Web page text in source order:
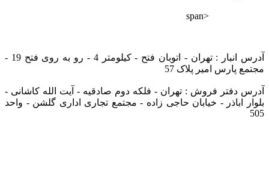
<span
آدرس انبار : تهران - اتوبان فتح - کیلومتر 4 - رو به روی فتح 19 -
مجتمع پارس امیر پلاک 57
آدرس دفتر فروش : تهران - فلکه دوم صادقیه - آیت الله کاشانی -
بلوار اباذر - خیابان حاجی زاده - مجتمع تجاری اداری گلشن - واحد
505